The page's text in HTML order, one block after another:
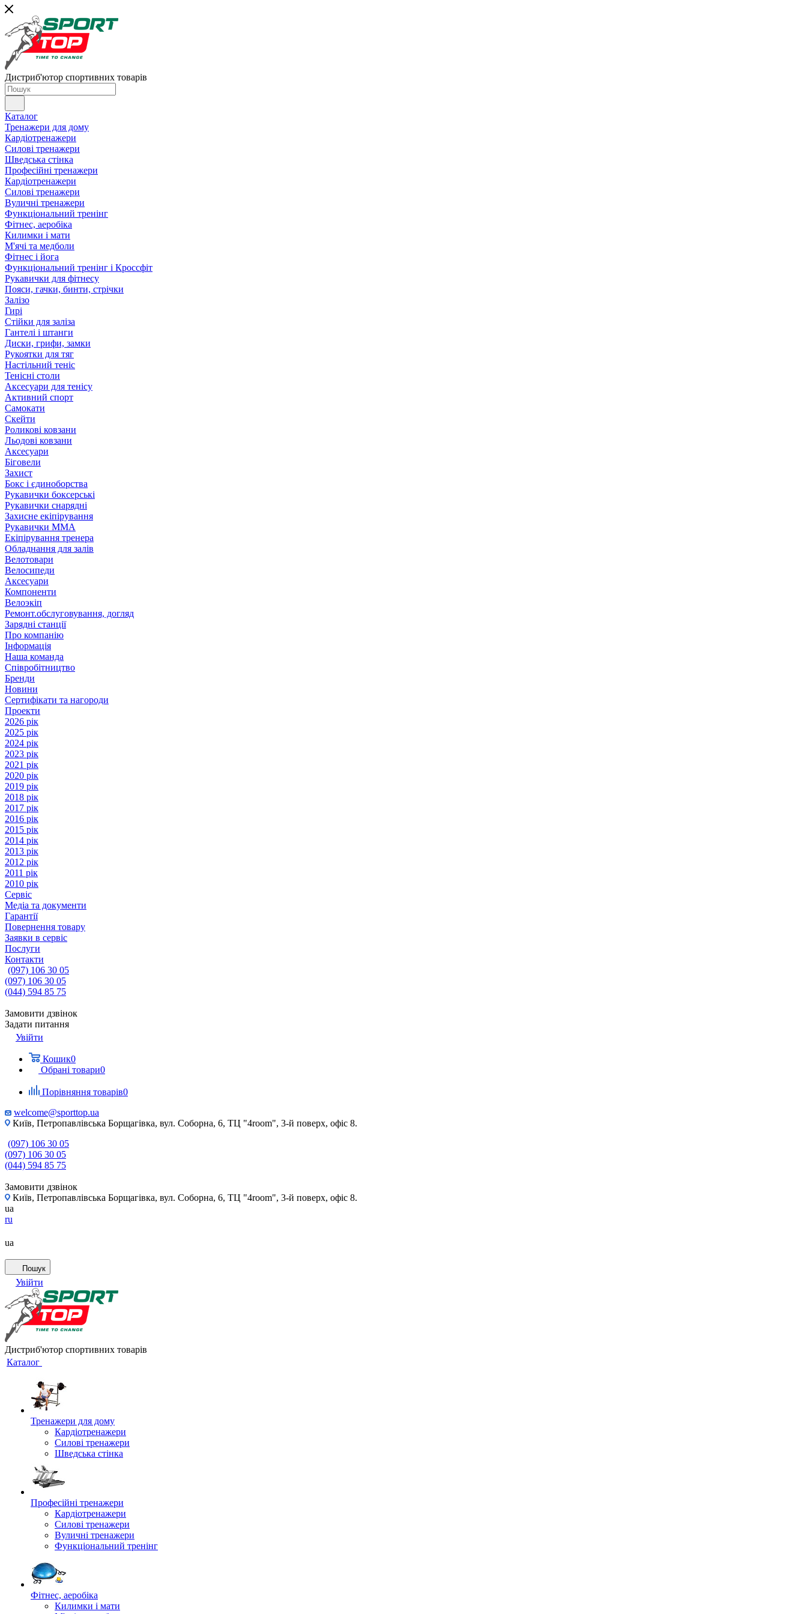
Дистриб'ютор спортивних товарів
Каталог
Тренажери для дому
Кардіотренажери
Силові тренажери
Шведська стінка
Професійні тренажери
Кардіотренажери
Силові тренажери
Вуличні тренажери
Функціональний тренінг
Фітнес, аеробіка
Килимки і мати
М'ячі та медболи
Фітнес і йога
Функціональний тренінг і Кроссфіт
Рукавички для фітнесу
Пояси, гачки, бинти, стрічки
Залізо
Гирі
Стійки для заліза
Гантелі і штанги
Диски, грифи, замки
Рукоятки для тяг
Настільний теніс
Тенісні столи
Аксесуари для тенісу
Активний спорт
Самокати
Скейти
Роликові ковзани
Льодові ковзани
Аксесуари
Біговели
Захист
Бокс і єдиноборства
Рукавички боксерські
Рукавички снарядні
Захисне екіпірування
Рукавички ММА
Екіпірування тренера
Обладнання для залів
Велотовари
Велосипеди
Аксесуари
Компоненти
Велоэкіп
Ремонт.обслуговування, догляд
Зарядні станції
Про компанію
Інформація
Наша команда
Співробітництво
Бренди
Новини
Сертифікати та нагороди
Проекти
2026 рік
2025 рік
2024 рік
2023 рік
2021 рік
2020 рік
2019 рік
2018 рік
2017 рік
2016 рік
2015 рік
2014 рік
2013 рік
2012 рік
2011 рік
2010 рік
Сервіс
Медіа та документи
Гарантії
Повернення товару
Заявки в сервіс
Послуги
Контакти
(097) 106 30 05
(097) 106 30 05
(044) 594 85 75
Замовити дзвінок
Задати питання
Увійти
Кошик0
Обрані товари0
Порівняння товарів0
welcome@sporttop.ua
Київ, Петропавлівська Борщагівка, вул. Соборна, 6, ТЦ "4room", 3-й поверх, офіс 8.
(097) 106 30 05
(097) 106 30 05
(044) 594 85 75
Замовити дзвінок
Київ, Петропавлівська Борщагівка, вул. Соборна, 6, ТЦ "4room", 3-й поверх, офіс 8.
ua
ru
ua
Пошук
Увійти
Дистриб'ютор спортивних товарів
Каталог
Тренажери для дому
Кардіотренажери
Силові тренажери
Шведська стінка
Професійні тренажери
Кардіотренажери
Силові тренажери
Вуличні тренажери
Функціональний тренінг
Фітнес, аеробіка
Килимки і мати